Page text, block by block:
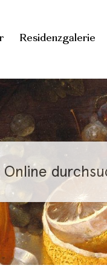
Residenzgalerie